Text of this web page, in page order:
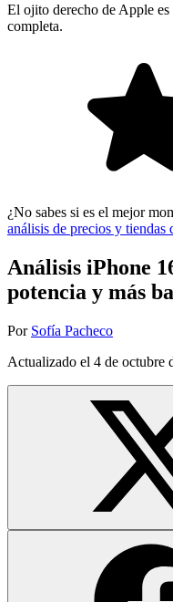
El ojito derecho de Apple
completa.
¿No sabes si es el mejor
análisis de precios y
Análisis iPhone
potencia y más
Por Sofía Pacheco
Actualizado el 4 de octubre